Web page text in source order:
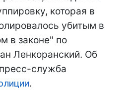
которая в
убитым в
в законе" по
Ленкоранский. Об
служба
.